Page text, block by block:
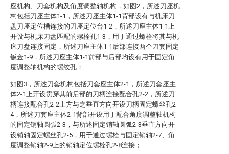
座机构、刀套机构及角度调整轴机构，如图2，所述刀座机
构包括刀座主体1-1，所述刀座主体1-1背部设有与机床刀
盘刀座定位槽连接的刀座定位台1-2，所述刀座主体1-1上
开设与机床刀盘匹配的螺栓孔1-3，用于通过螺栓将其与机
床刀盘连接固定，所述刀座主体1-1后部连接两个刀套固定
钣金1-9，所述刀座主体1-1前部与后部均设有用于固定角
度调整轴机构的螺纹孔；
如图3，所述刀套机构包括刀套座主体2-1，所述刀套座主
体2-1上开设贯穿其前后部的刀柄连接配合孔2-2，所述刀
柄连接配合孔2-2上方与之垂直方向开设刀柄固定螺丝孔2-
4，所述刀套座主体2-1背部开设用于配合角度调整轴机构
的固定销轴圆弧2-3，与所述固定销轴圆弧2-3垂直方向开
设销轴固定螺丝孔2-5，用于通过螺栓与固定销轴2-7、角
度调整销轴2-9上的销轴定位螺栓孔2-8连接；